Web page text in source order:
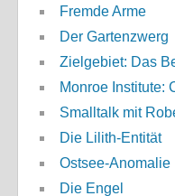
Fremde Arme
Der Gartenzwerg
Zielgebiet: Das
Monroe Institute:
Smalltalk mit
Die Lilith-Entität
Ostsee-Anomalie
Die Engel